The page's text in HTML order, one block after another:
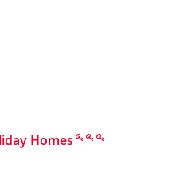
Homes